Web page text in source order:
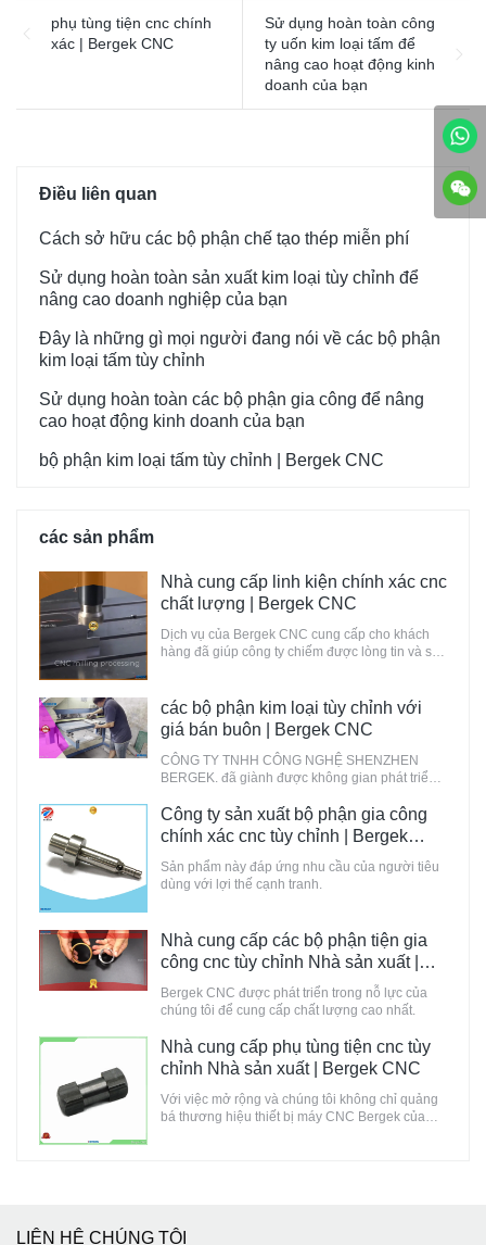
hiệu suất.
mòn khác nhau.
phụ tùng tiện cnc chính
xác | Bergek CNC
Sử dụng hoàn toàn công
ty uốn kim loại tấm để
nâng cao hoạt động kinh
doanh của bạn
Điều liên quan
Cách sở hữu các bộ phận chế tạo thép miễn phí
Sử dụng hoàn toàn sản xuất kim loại tùy chỉnh để
nâng cao doanh nghiệp của bạn
Đây là những gì mọi người đang nói về các bộ phận
kim loại tấm tùy chỉnh
Sử dụng hoàn toàn các bộ phận gia công để nâng
cao hoạt động kinh doanh của bạn
bộ phận kim loại tấm tùy chỉnh | Bergek CNC
các sản phẩm
Nhà cung cấp linh kiện chính xác cnc
chất lượng | Bergek CNC
Dịch vụ của Bergek CNC cung cấp cho khách
hàng đã giúp công ty chiếm được lòng tin và sự
các bộ phận kim loại tùy chỉnh với
giá bán buôn | Bergek CNC
CÔNG TY TNHH CÔNG NGHỆ SHENZHEN
BERGEK. đã giành được không gian phát triển
Công ty sản xuất bộ phận gia công
chính xác cnc tùy chỉnh | Bergek
CNC
Sản phẩm này đáp ứng nhu cầu của người tiêu
dùng với lợi thế cạnh tranh.
Nhà cung cấp các bộ phận tiện gia
công cnc tùy chỉnh Nhà sản xuất |
Bergek CNC
Bergek CNC được phát triển trong nỗ lực của
chúng tôi để cung cấp chất lượng cao nhất.
Nhà cung cấp phụ tùng tiện cnc tùy
chỉnh Nhà sản xuất | Bergek CNC
Với việc mở rộng và chúng tôi không chỉ quảng
bá thương hiệu thiết bị máy CNC Bergek của
LIÊN HỆ CHÚNG TÔI